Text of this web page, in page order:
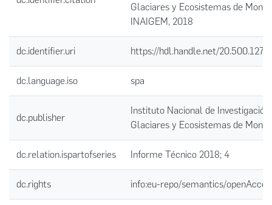
Glaciares y Ecosistemas de
INAIGEM, 2018
dc.identifier.uri https://hdl.handle.net/
dc.language.iso spa
dc.publisher
Instituto Nacional de Investigación
Glaciares y Ecosistemas de
dc.relation.ispartofseries Informe Técnico 2018; 4
dc.rights info:eu-repo/semantics/